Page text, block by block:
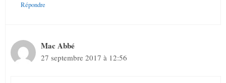
Répondre
Mac Abbé
27 septembre 2017 à 12:56